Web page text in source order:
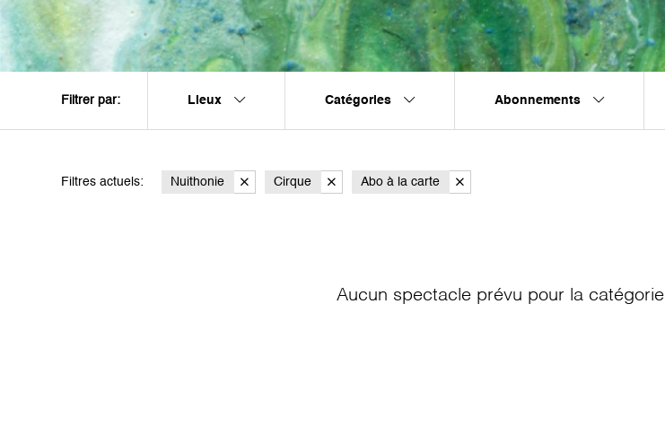
Filtrer par: Lieux Catégories Abonnements
Filtres actuels: Nuithonie Cirque Abo à la carte
Aucun spectacle prévu pour la catégorie